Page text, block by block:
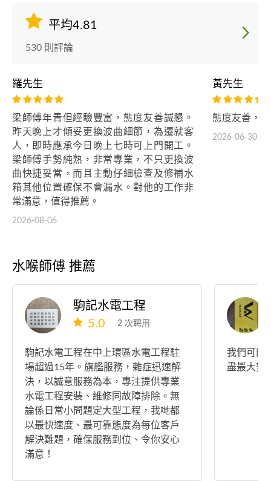
平均4.81
530 則評論
羅先生
梁師傅年青但經驗豐富，態度友善誠懇。
昨天晚上才傾妥更換波曲細節，為遷就客
人，即時應承今日晚上七時可上門開工。
梁師傅手勢純熟，非常專業，不只更換波
曲快捷妥當，而且主動仔細檢查及修補水
箱其他位置確保不會漏水。對他的工作非
常滿意，值得推薦。
2026-08-06
黃先生
態度友善，
2026-06-30
水喉師傅 推薦
駒記水電工程
5.0
2 次聘用
駒記水電工程在中上環區水電工程駐
場超過15年。旗艦服務，雜症迅速解
決，以誠意服務為本，專注提供專業
水電工程安裝、維修同故障排除。無
論係日常小問題定大型工程，我哋都
以最快速度、最可靠態度為每位客戶
解決難題，確保服務到位、令你安心
滿意！
我們可能
盡最大努